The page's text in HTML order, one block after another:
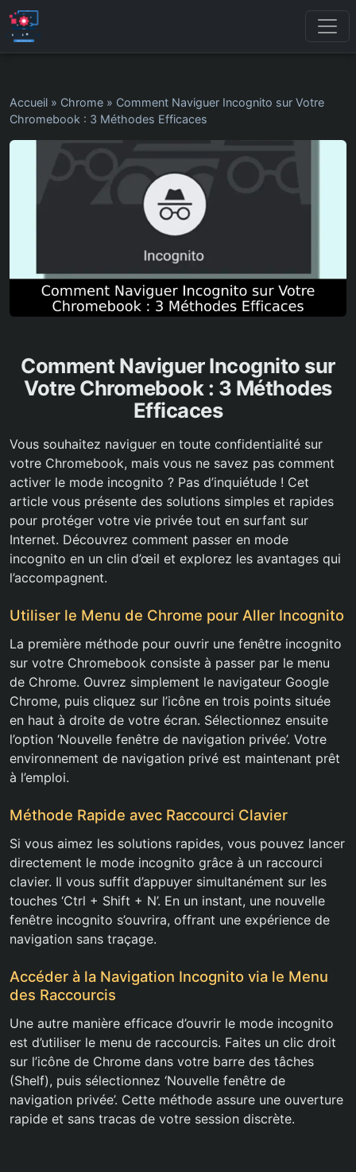
Accueil » Chrome » Comment Naviguer Incognito sur Votre
Chromebook : 3 Méthodes Efficaces
Comment Naviguer Incognito sur
Votre Chromebook : 3 Méthodes
Efficaces
Vous souhaitez naviguer en toute confidentialité sur
votre Chromebook, mais vous ne savez pas comment
activer le mode incognito ? Pas d’inquiétude ! Cet
article vous présente des solutions simples et rapides
pour protéger votre vie privée tout en surfant sur
Internet. Découvrez comment passer en mode
incognito en un clin d’œil et explorez les avantages qui
l’accompagnent.
Utiliser le Menu de Chrome pour Aller Incognito
La première méthode pour ouvrir une fenêtre incognito
sur votre Chromebook consiste à passer par le menu
de Chrome. Ouvrez simplement le navigateur Google
Chrome, puis cliquez sur l’icône en trois points située
en haut à droite de votre écran. Sélectionnez ensuite
l’option ‘Nouvelle fenêtre de navigation privée’. Votre
environnement de navigation privé est maintenant prêt
à l’emploi.
Méthode Rapide avec Raccourci Clavier
Si vous aimez les solutions rapides, vous pouvez lancer
directement le mode incognito grâce à un raccourci
clavier. Il vous suffit d’appuyer simultanément sur les
touches ‘Ctrl + Shift + N’. En un instant, une nouvelle
fenêtre incognito s’ouvrira, offrant une expérience de
navigation sans traçage.
Accéder à la Navigation Incognito via le Menu
des Raccourcis
Une autre manière efficace d’ouvrir le mode incognito
est d’utiliser le menu de raccourcis. Faites un clic droit
sur l’icône de Chrome dans votre barre des tâches
(Shelf), puis sélectionnez ‘Nouvelle fenêtre de
navigation privée’. Cette méthode assure une ouverture
rapide et sans tracas de votre session discrète.